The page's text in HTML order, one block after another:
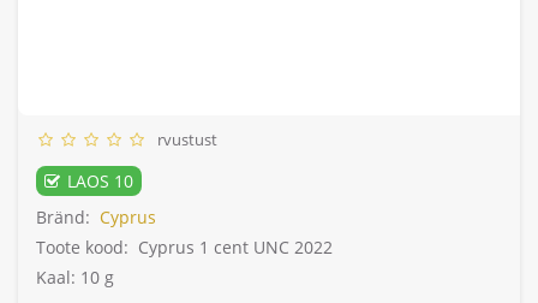
rvustust
LAOS 10
Bränd: Cyprus
Toote kood: Cyprus 1 cent UNC 2022
Kaal: 10 g